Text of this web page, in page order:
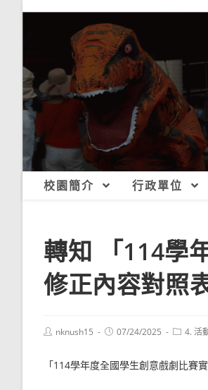
校園簡介 行政單位
轉知 「114學
修正內容對照
Postnknush15
Post07/24/2025
Post4. 活
「114學年度全國學生創意戲劇比賽